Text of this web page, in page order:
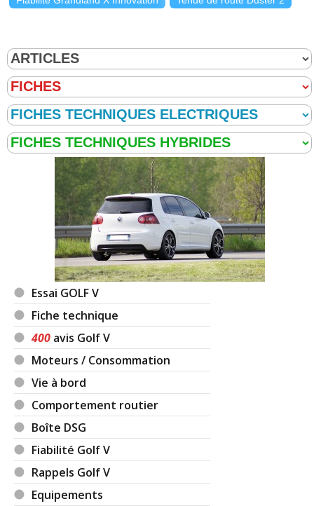
Essai GOLF V
Fiche technique
400 avis Golf V
Moteurs / Consommation
Vie à bord
Comportement routier
Boîte DSG
Fiabilité Golf V
Rappels Golf V
Equipements